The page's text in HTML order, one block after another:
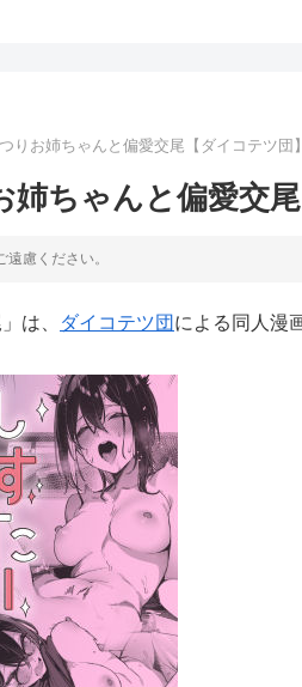
りお姉ちゃんと偏愛交尾【ダイコテツ団
ちゃんと偏愛交
慮ください。
は、 ダイコテツ団 による同人漫